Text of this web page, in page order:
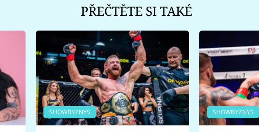
PŘEČTĚTE SI TAKÉ
SHOWBYZNYS SHOWBYZNYS